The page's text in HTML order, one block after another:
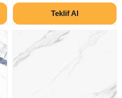
Teklif Al